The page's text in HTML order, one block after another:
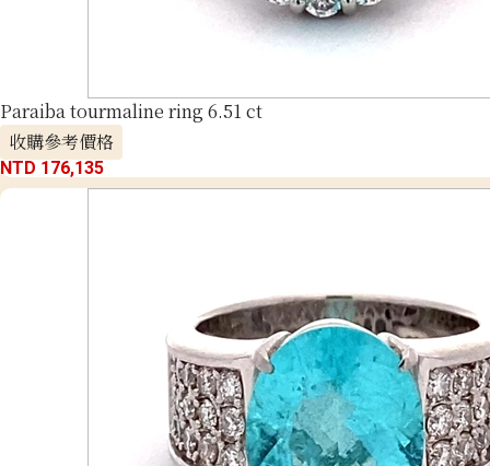
Paraiba tourmaline ring 6.51 ct
收購參考價格
NTD 176,135